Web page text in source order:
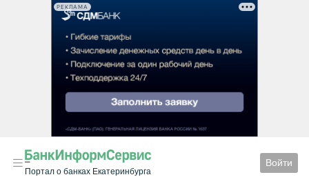
РЕКЛАМА
Портал о банках Екатеринбурга
Войти